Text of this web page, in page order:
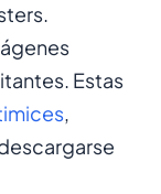
Estas
,